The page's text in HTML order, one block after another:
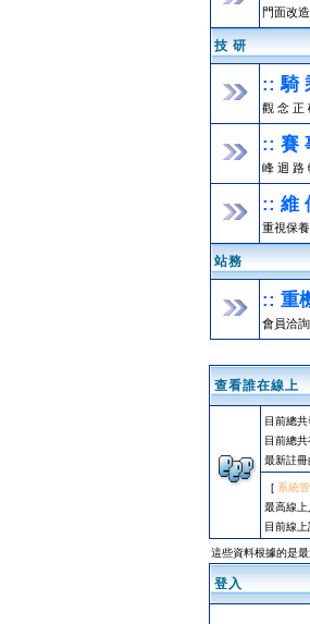
門面改
技 研
:: 騎
觀 念 正
:: 賽
峰 迴 路
:: 維
重視保
站務
:: 重
會員洽
查看誰在線上
目前總共
目前總共
最新註冊
[ 系統
最高線
目前線
這些資料根據的是
登入